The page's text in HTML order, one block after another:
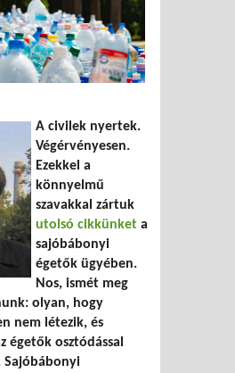
A civilek nyertek.
Végérvényesen.
Ezekkel a
könnyelmű
szavakkal zártuk
utolsó cikkünket a
sajóbábonyi
égetők ügyében.
Nos, ismét meg
olyan, hogy
nem létezik, és
égetők osztódással
Sajóbábonyi